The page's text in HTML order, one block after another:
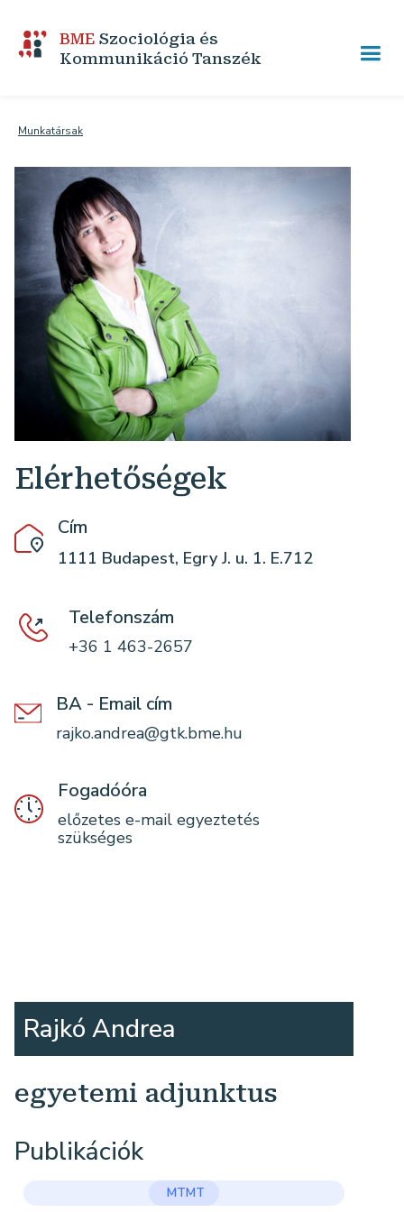
BME Szociológia és
Kommunikáció Tanszék
Munkatársak
Elérhetőségek
Cím
1111 Budapest, Egry J. u. 1. E.712
Telefonszám
+36 1 463-2657
BA - Email cím
rajko.andrea@gtk.bme.hu
Fogadóóra
előzetes e-mail egyeztetés
szükséges
Rajkó Andrea
egyetemi adjunktus
Publikációk
MTMT